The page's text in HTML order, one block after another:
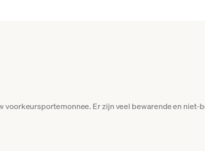
voorkeursportemonnee. Er zijn veel bewarende en niet-